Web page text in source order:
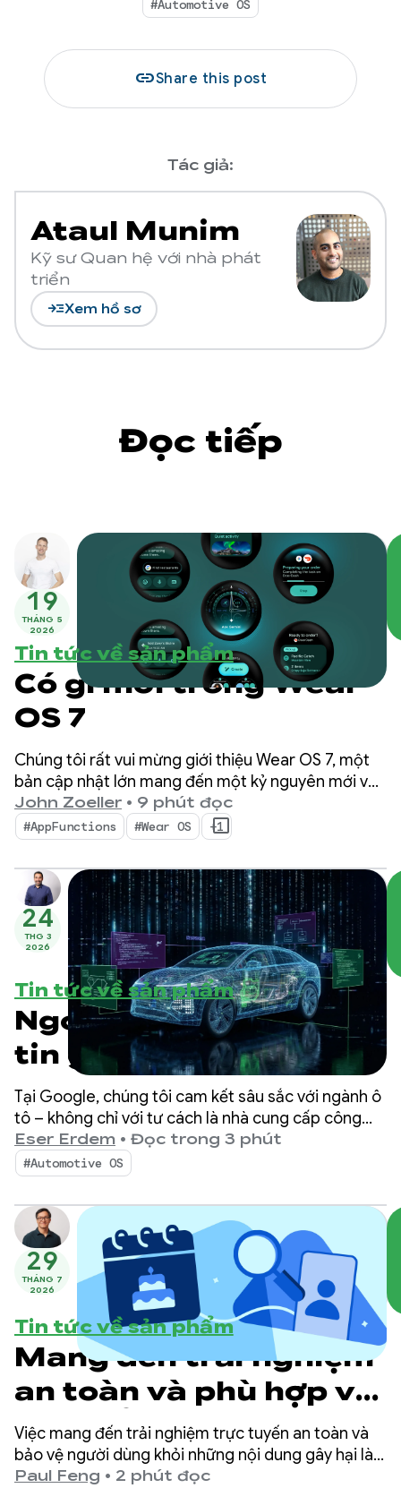
#Automotive OS
linkShare this post
Tác giả:
Ataul Munim
Kỹ sư Quan hệ với nhà phát
triển
read_moreXem hồ sơ
Đọc tiếp
19
THÁNG 5
2026
Tin tức về sản phẩm
Có gì mới trong Wear
OS 7
Chúng tôi rất vui mừng giới thiệu Wear OS 7, một
bản cập nhật lớn mang đến một kỷ nguyên mới về
hiệu suất năng lượng và trí thông minh cho cả
người dùng lẫn nhà phát triển.
John Zoeller • 9 phút đọc
#AppFunctions #Wear OS +1
24
THG 3
2026
Tin tức về sản phẩm
Ngoài hệ thống thông
tin giải trí: Mở rộng
Android Automotive
OS cho các phương
tiện được xác định
Tại Google, chúng tôi cam kết sâu sắc với ngành ô
tô – không chỉ với tư cách là nhà cung cấp công
nghệ mà còn là đối tác trong quá trình chuyển đổi
của ngành này.
Eser Erdem • Đọc trong 3 phút
#Automotive OS
29
THÁNG 7
2026
Tin tức về sản phẩm
Mang đến trải nghiệm
an toàn và phù hợp với
lứa tuổi trên Google
Play
Việc mang đến trải nghiệm trực tuyến an toàn và
bảo vệ người dùng khỏi những nội dung gây hại là
ưu tiên hàng đầu tại Google Play.
Paul Feng • 2 phút đọc